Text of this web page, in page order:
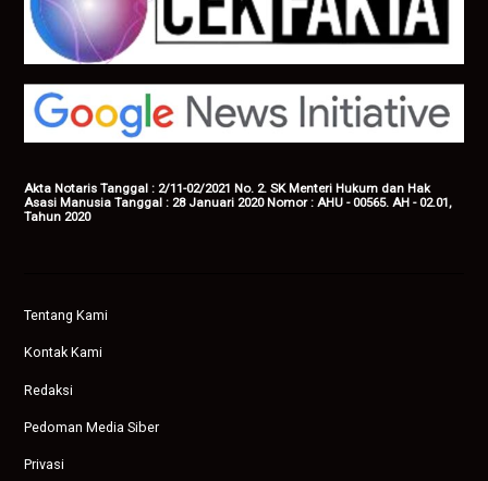
Akta Notaris Tanggal : 2/11-02/2021 No. 2. SK Menteri Hukum dan Hak
Asasi Manusia Tanggal : 28 Januari 2020 Nomor : AHU - 00565. AH - 02.01,
Tahun 2020
Tentang Kami
Kontak Kami
Redaksi
Pedoman Media Siber
Privasi